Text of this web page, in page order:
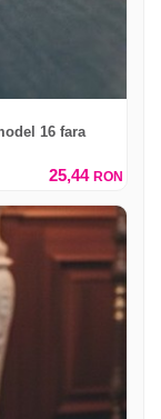
16 fara
25,44 RON